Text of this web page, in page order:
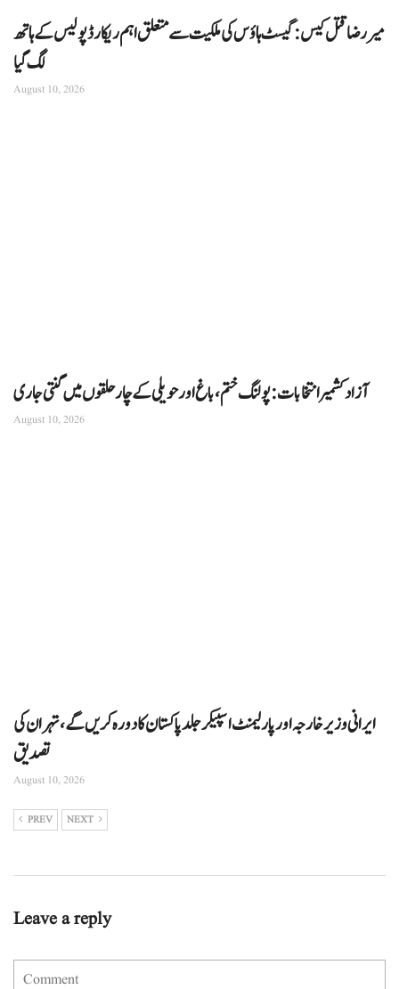
میر رضا قتل کیس: گیسٹ ہاؤس کی ملکیت سے متعلق اہم ریکارڈ پولیس کے ہاتھ
لگ گیا
August 10, 2026
آزاد کشمیر انتخابات: پولنگ ختم، باغ اور حویلی کے چار حلقوں میں گنتی جاری
August 10, 2026
ایرانی وزیر خارجہ اور پارلیمنٹ اسپیکر جلد پاکستان کا دورہ کریں گے، تہران کی
تصدیق
August 10, 2026
PREV NEXT
Leave a reply